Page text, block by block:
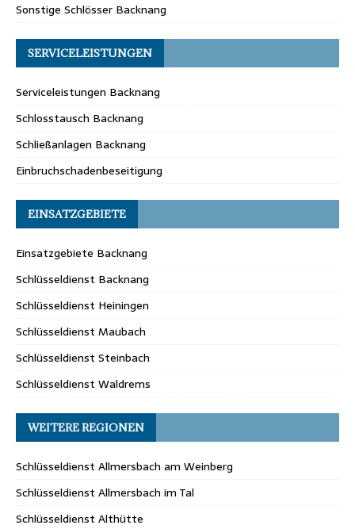
Sonstige Schlösser Backnang
SERVICELEISTUNGEN
Serviceleistungen Backnang
Schlosstausch Backnang
Schließanlagen Backnang
Einbruchschadenbeseitigung
EINSATZGEBIETE
Einsatzgebiete Backnang
Schlüsseldienst Backnang
Schlüsseldienst Heiningen
Schlüsseldienst Maubach
Schlüsseldienst Steinbach
Schlüsseldienst Waldrems
WEITERE REGIONEN
Schlüsseldienst Allmersbach am Weinberg
Schlüsseldienst Allmersbach im Tal
Schlüsseldienst Althütte